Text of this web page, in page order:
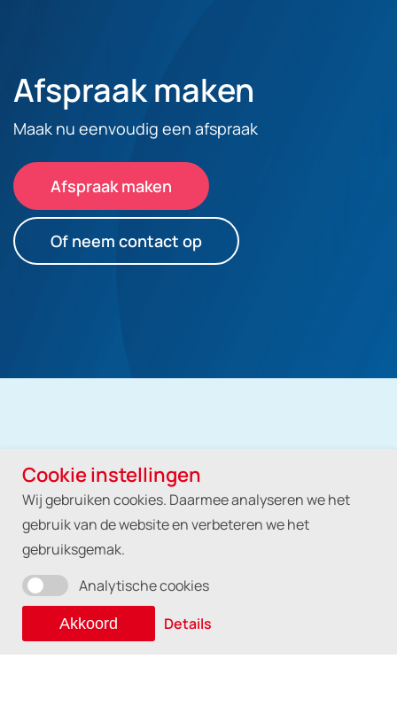
Afspraak maken
Maak nu eenvoudig een afspraak
Afspraak maken
Of neem contact op
Fysiotherapie
Afspraak afzeggen
Cookie instellingen
Wij gebruiken cookies. Daarmee analyseren we het
gebruik van de website en verbeteren we het
gebruiksgemak.
Analytische cookies
Details
Akkoord